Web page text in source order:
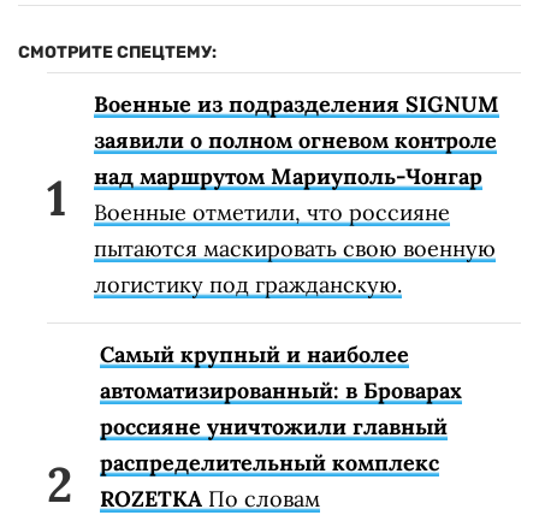
СМОТРИТЕ СПЕЦТЕМУ:
Военные из подразделения SIGNUM
заявили о полном огневом контроле
над маршрутом Мариуполь-Чонгар
Военные отметили, что россияне
пытаются маскировать свою военную
логистику под гражданскую.
Самый крупный и наиболее
автоматизированный: в Броварах
россияне уничтожили главный
распределительный комплекс
ROZETKA По словам